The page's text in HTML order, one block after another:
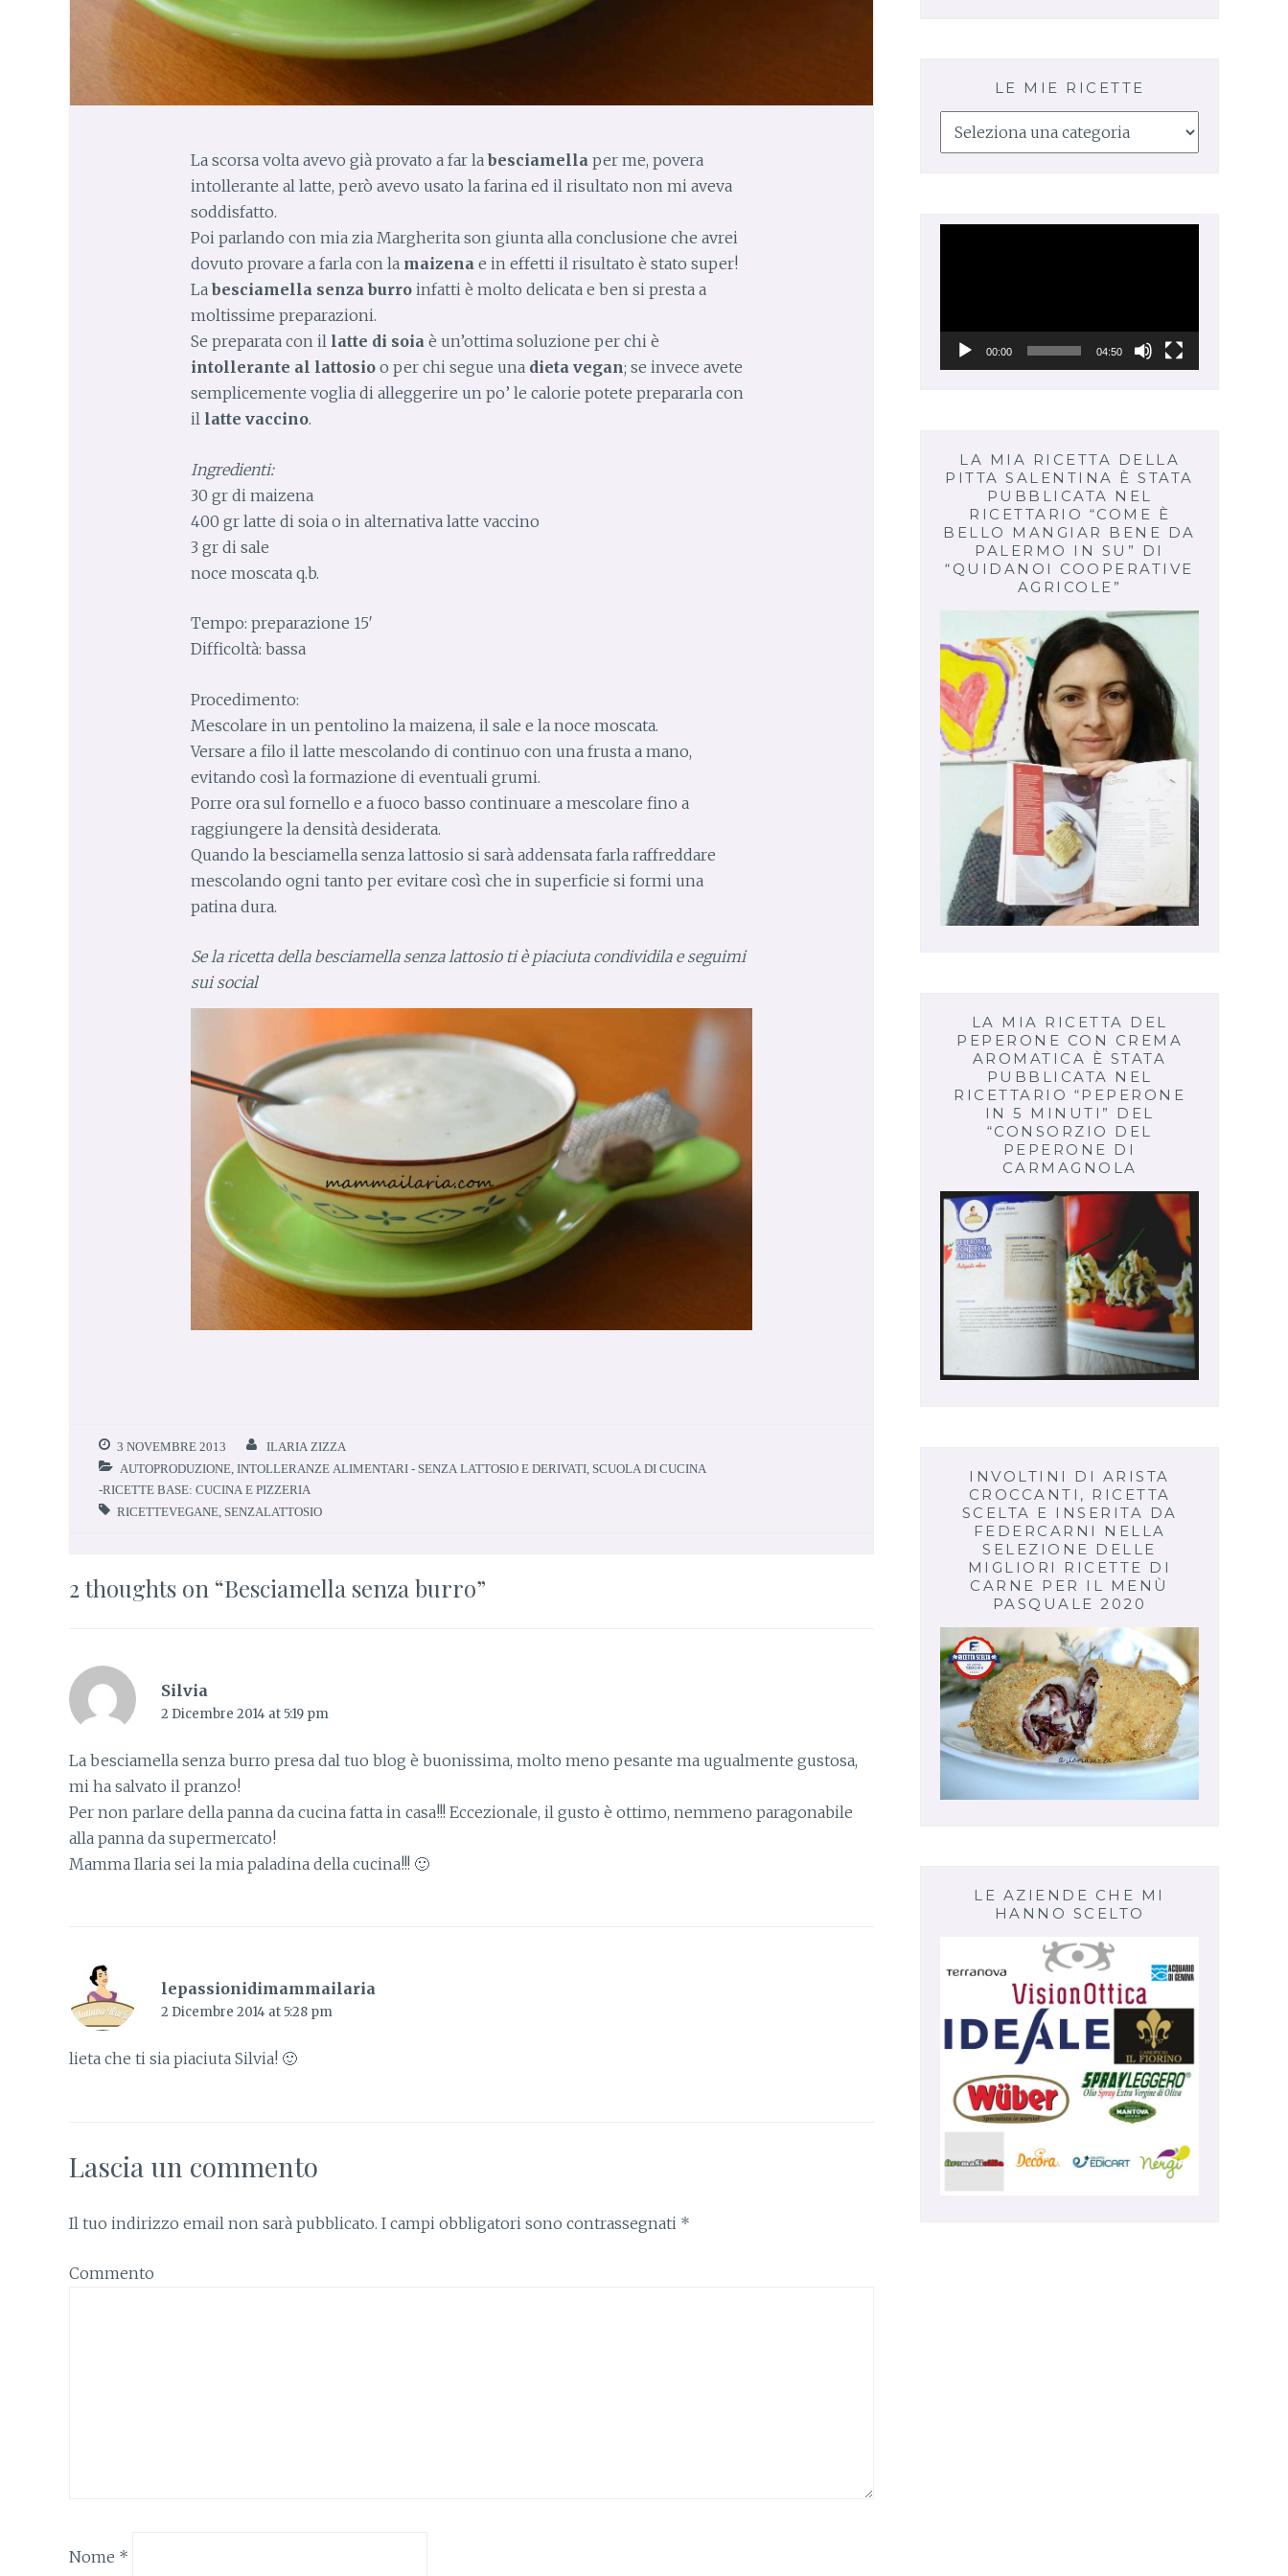
La scorsa volta avevo già provato a far la besciamella per me, povera
intollerante al latte, però avevo usato la farina ed il risultato non mi aveva
soddisfatto.
Poi parlando con mia zia Margherita son giunta alla conclusione che avrei
dovuto provare a farla con la maizena e in effetti il risultato è stato super!
La besciamella senza burroinfatti è molto delicata e ben si presta a
moltissime preparazioni.
Se preparata con il latte di soia è un’ottima soluzione per chi è
intollerante al lattosioo per chi segue una dieta vegan; se invece avete
semplicemente voglia di alleggerire un po’ le calorie potete prepararla con
il latte vaccino.
Ingredienti:
30 gr di maizena
400 gr latte di soia o in alternativa latte vaccino
3 gr di sale
noce moscata q.b.
Tempo: preparazione 15′
Difficoltà: bassa
Procedimento:
Mescolare in un pentolino la maizena, il sale e la noce moscata.
Versare a filo il latte mescolando di continuo con una frusta a mano,
evitando così la formazione di eventuali grumi.
Porre ora sul fornello e a fuoco basso continuare a mescolare fino a
raggiungere la densità desiderata.
Quando la besciamella senza lattosio si sarà addensata farla raffreddare
mescolando ogni tanto per evitare così che in superficie si formi una
patina dura.
Se la ricetta della besciamella senza lattosio ti è piaciuta condividila e seguimi
sui social
3 NOVEMBRE 2013
ILARIA ZIZZA
AUTOPRODUZIONE INTOLLERANZE ALIMENTARI - SENZA LATTOSIO E DERIVATI SCUOLA DI CUCINA
-RICETTE BASE: CUCINA E PIZZERIA
RICETTEVEGANE SENZALATTOSIO
2 thoughts on “Besciamella senza burro”
Silvia
2 Dicembre 2014 at 5:19 pm
La besciamella senza burro presa dal tuo blog è buonissima, molto meno pesante ma ugualmente gustosa,
mi ha salvato il pranzo!
Per non parlare della panna da cucina fatta in casa!!! Eccezionale, il gusto è ottimo, nemmeno paragonabile
alla panna da supermercato!
Mamma Ilaria sei la mia paladina della cucina!!! 🙂
lepassionidimammailaria
2 Dicembre 2014 at 5:28 pm
lieta che ti sia piaciuta Silvia! 🙂
Lascia un commento
Il tuo indirizzo email non sarà pubblicato. I campi obbligatori sono contrassegnati *
Commento
Nome *
LE MIE RICETTE
mie
00:00 04:50
LA MIA RICETTA DELLA
PITTA SALENTINA È STATA
PUBBLICATA NEL
RICETTARIO “COME È
BELLO MANGIAR BENE DA
PALERMO IN SU” DI
“QUIDANOI COOPERATIVE
AGRICOLE”
LA MIA RICETTA DEL
PEPERONE CON CREMA
AROMATICA È STATA
PUBBLICATA NEL
RICETTARIO “PEPERONE
IN 5 MINUTI” DEL
“CONSORZIO DEL
PEPERONE DI
CARMAGNOLA
INVOLTINI DI ARISTA
CROCCANTI, RICETTA
SCELTA E INSERITA DA
FEDERCARNI NELLA
SELEZIONE DELLE
MIGLIORI RICETTE DI
CARNE PER IL MENÙ
PASQUALE 2020
LE AZIENDE CHE MI
HANNO SCELTO